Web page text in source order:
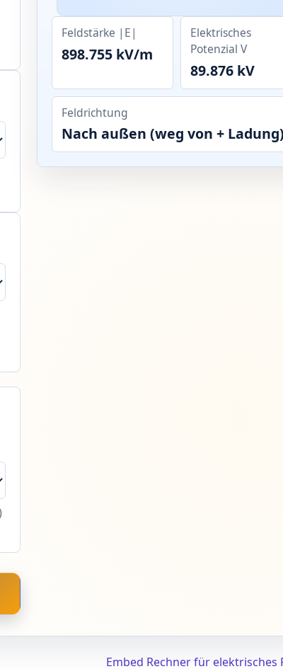
Feldstärke |E|
898.755 kV/m
Elektrisches
Potenzial V
89.876 kV
Feldrichtung
Nach außen (weg von +
Embed Rechner für elektrisches